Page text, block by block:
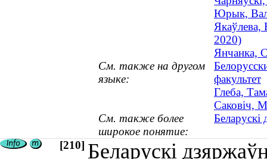
Юрык,
Якаўлева,
2020)
Янчанка,
См. также на другом
языке:
факультет
Глеба,
Саковiч,
См. также более
широкое понятие:
Беларускі
[210] Беларускі